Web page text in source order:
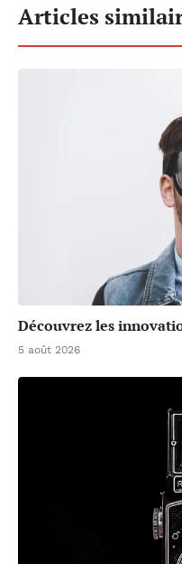
Articles
Découvrez les
5 août 2026